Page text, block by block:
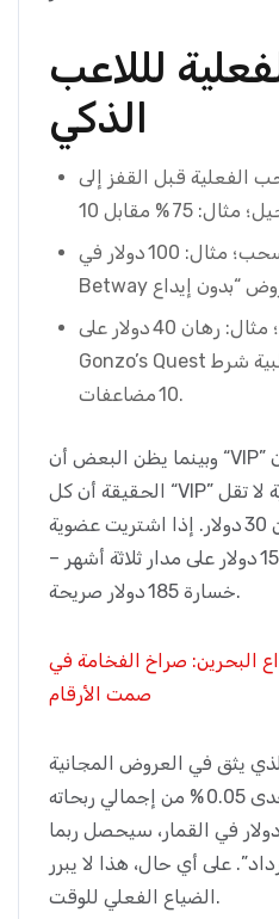
لللاعب
الذكي
الفعلية قبل القفز إلى
قارن الحد الأقصى للسحب؛ مثال: 100 دولار في
احسب رهان الشروط؛ مثال: رهان 40 دولار على
Gonzo’s Quest يحتاج إلى 400 دولار لتلبية شرط
10 مضاعفات.
وبينما يظن البعض أن “VIP” تعني معاملة خاصة، فإن
الحقيقة أن كل “VIP” يُقابل رسوم صيانة شهرية لا تقل
عن 30 دولار. إذا اشتريت عضوية “VIP” بـ 200 دولار، لا
تتجاوز الفوائد الحقيقية 15 دولار على مدار ثلاثة أشهر –
خسارة 185 دولار صريحة.
البحرين: صراخ الفخامة في
صمت الأرقام
يثق في العروض المجانية
سيتعامل مع أرقام لا تتعدى 0.05 % من إجمالي ربحاته
المتوقعة. إذا وضع 1 000 دولار في القمار، سيحصل ربما
على أي حال، هذا لا يبرر
الضياع الفعلي للوقت.